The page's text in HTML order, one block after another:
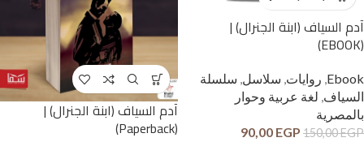
آدم السياف (ابنة الجنرال) |
(EBOOK)
Ebook
, روايات, سلاسل, سلسلة
السياف, لغة عربية وحوار
بالمصرية
150,00EGP
90,00 EGP
آدم السياف (ابنة الجنرال) |
(Paperback)